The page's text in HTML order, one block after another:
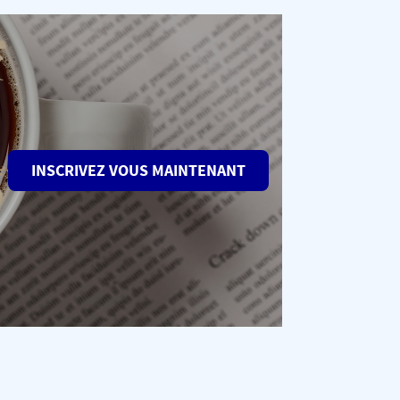
INSCRIVEZ VOUS MAINTENANT